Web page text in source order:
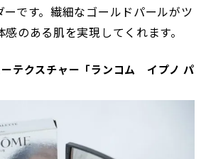
ーです。繊細なゴールドパールがツ
のある肌を実現してくれます。
テクスチャー「ランコム イプノ パ